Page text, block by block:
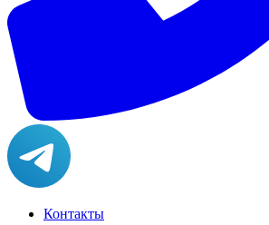
Контакты